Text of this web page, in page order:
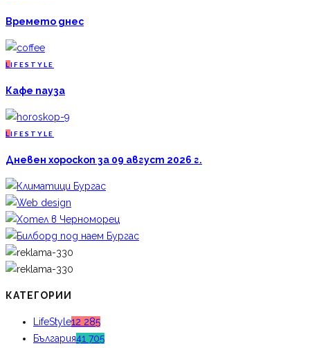
Времето днес
L IFESTYLE
Кафе пауза
L IFESTYLE
Дневен хороскоп за 09 август 2026 г.
КАТЕГОРИИ
LifeStyle12 285
България41 705